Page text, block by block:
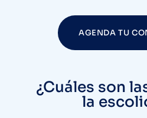
AGENDA TU
¿Cuáles son
la